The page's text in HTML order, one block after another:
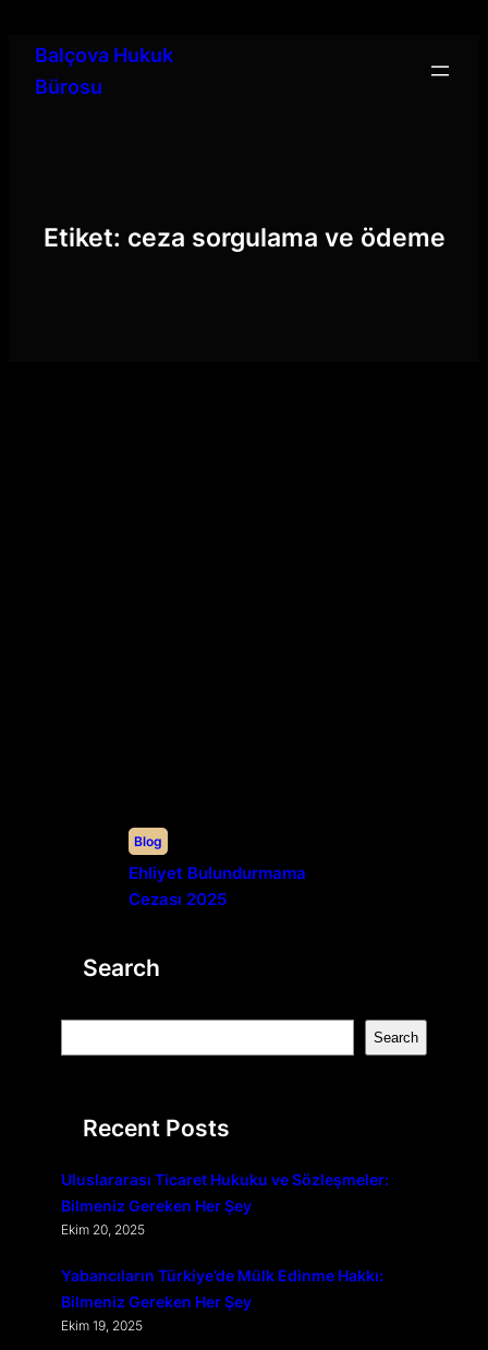
Balçova Hukuk
Bürosu
Etiket: ceza sorgulama ve ödeme
Blog
Ehliyet Bulundurmama
Cezası 2025
Search
e
Search
Recent Posts
Uluslararası Ticaret Hukuku ve Sözleşmeler:
Bilmeniz Gereken Her Şey
Ekim 20, 2025
Yabancıların Türkiye’de Mülk Edinme Hakkı:
Bilmeniz Gereken Her Şey
Ekim 19, 2025